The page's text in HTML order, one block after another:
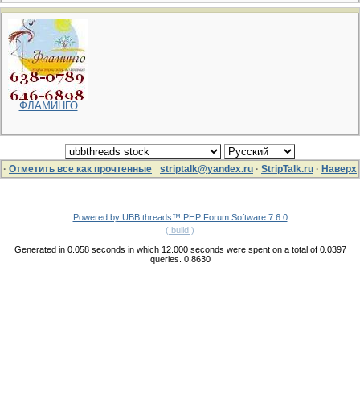
ФЛАМИНГО
· Отметить все как прочтенные striptalk@yandex.ru · StripTalk.ru · Наверх
Powered by UBB.threads™ PHP Forum Software 7.6.0
( build )
Generated in 0.058 seconds in which 12.000 seconds were spent on a total of 0.0397
queries. 0.8630